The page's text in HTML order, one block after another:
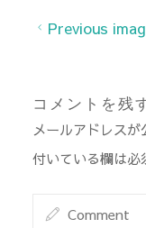
Previous
コメントを残
メールアドレスが
付いている欄は必